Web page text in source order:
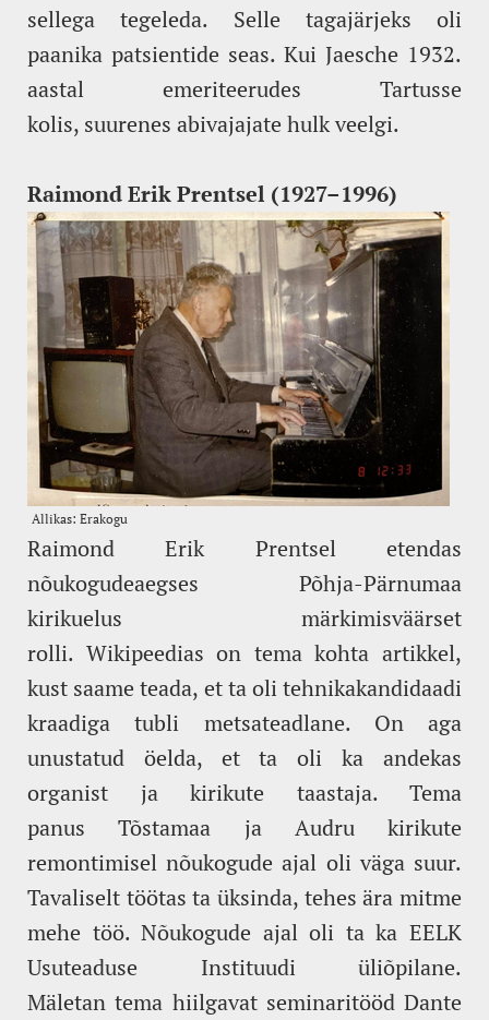
sellega tegeleda. Selle tagajärjeks oli
paanika patsientide seas. Kui Jaesche 1932.
aastal emeriteerudes Tartusse
kolis, suurenes abivajajate hulk veelgi.
Raimond Erik Prentsel (1927–1996)
Raimond Erik Prentsel etendas
nõukogudeaegses Põhja-Pärnumaa
kirikuelus märkimisväärset
rolli. Wikipeedias on tema kohta artikkel,
kust saame teada, et ta oli tehnikakandidaadi
kraadiga tubli metsateadlane. On aga
unustatud öelda, et ta oli ka andekas
organist ja kirikute taastaja. Tema
panus Tõstamaa ja Audru kirikute
remontimisel nõukogude ajal oli väga suur.
Tavaliselt töötas ta üksinda, tehes ära mitme
mehe töö. Nõukogude ajal oli ta ka EELK
Usuteaduse Instituudi üliõpilane.
Mäletan tema hiilgavat seminaritööd Dante